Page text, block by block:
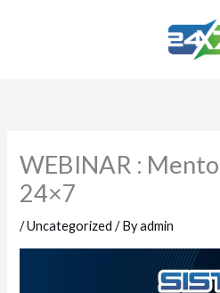
WEBINAR :
24×7
/Uncategorized / Byadmin